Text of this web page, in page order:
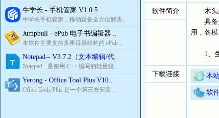
牛学长 - 手机管家 V1.0.5
牛学长手机管家，移动设备全方位解决..
Jumpbull - ePub 电子书编辑器 ..
本软件主要支持多重目录结构的 ePub ..
Notepad-- V3.7.2（文本编辑/代..
Notepad-- 是使用 C++ 编写的轻量级..
Yerong - Office Tool Plus V10..
Ofiice Tools Plus 是一个第三方安装 ..
软件简介
木头超
具备多
用，各
1、生
生成各
并可将
时暂停
a.常
下载链接 本
软